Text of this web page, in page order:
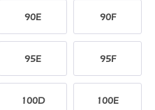
90E 90F
95E 95F
100D 100E